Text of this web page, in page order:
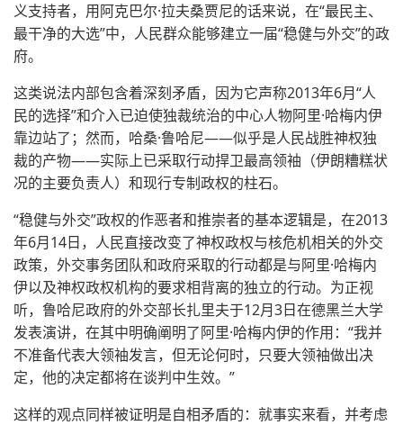
义支持者，用阿克巴尔·拉夫桑贾尼的话来说，在“最民主、
最干净的大选”中，人民群众能够建立一届“稳健与外交”的政
府。
这类说法内部包含着深刻矛盾，因为它声称2013年6月“人
民的选择”和介入已迫使独裁统治的中心人物阿里·哈梅内伊
靠边站了；然而，哈桑·鲁哈尼——似乎是人民战胜神权独
裁的产物——实际上已采取行动捍卫最高领袖（伊朗糟糕状
况的主要负责人）和现行专制政权的柱石。
“稳健与外交”政权的作恶者和推崇者的基本逻辑是，在2013
年6月14日，人民直接改变了神权政权与核危机相关的外交
政策，外交事务团队和政府采取的行动都是与阿里·哈梅内
伊以及神权政权机构的要求相背离的独立的行动。为正视
听，鲁哈尼政府的外交部长扎里夫于12月3日在德黑兰大学
发表演讲，在其中明确阐明了阿里·哈梅内伊的作用：“我并
不准备代表大领袖发言，但无论何时，只要大领袖做出决
定，他的决定都将在谈判中生效。”
这样的观点同样被证明是自相矛盾的：就事实来看，并考虑